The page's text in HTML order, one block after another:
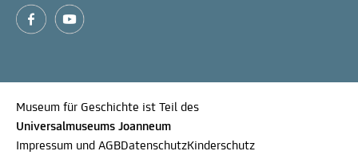
Museum für Geschichte ist Teil des
Universalmuseums Joanneum
Impressum und AGBDatenschutzKinderschutz